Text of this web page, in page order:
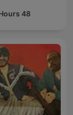
48 Hours